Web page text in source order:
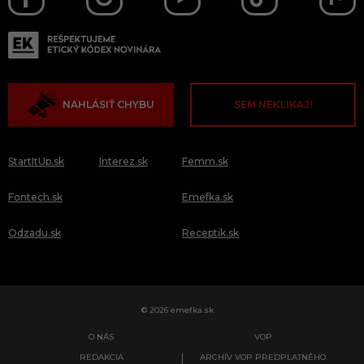
NAHLÁSIŤ CHYBU SEM NEKLIKAJ!
StartItUp.sk
Fontech.sk
Odzadu.sk
Interez.sk Femm.sk
Emefka.sk
Receptik.sk
© 2026 emefka.sk
O NÁS
REDAKCIA
VOP
ARCHÍV VOP PREDPLATNÉHO